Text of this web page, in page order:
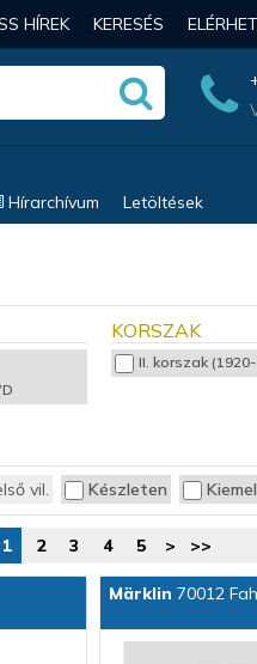
HÍREK KERESÉS
Hírarchívum Letöltések
KORSZAK
II. korszak
vil. Készleten
1 2 3 4 5 > >>
Märklin 70012